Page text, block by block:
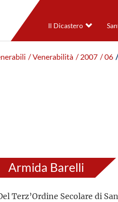
Il Dicastero
/ Venerabilità / 2007 / 06
Armida Barelli
Terz’Ordine Secolare di